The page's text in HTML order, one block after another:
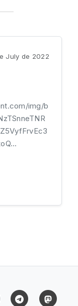
July de 2022
img/b
Reddit Telegram